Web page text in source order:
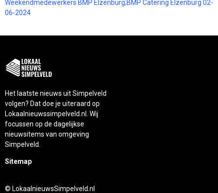
Weekendmedewerkers BMP Elzenburg;BMP Catering Elzenburg 02-
06-2024
Het laatste nieuws uit Simpelveld
volgen? Dat doe je uiteraard op
Lokaalnieuwssimpelveld.nl. Wij
focussen op de dagelijkse
nieuwsitems van omgeving
Simpelveld.
Sitemap
© LokaalnieuwsSimpelveld.nl